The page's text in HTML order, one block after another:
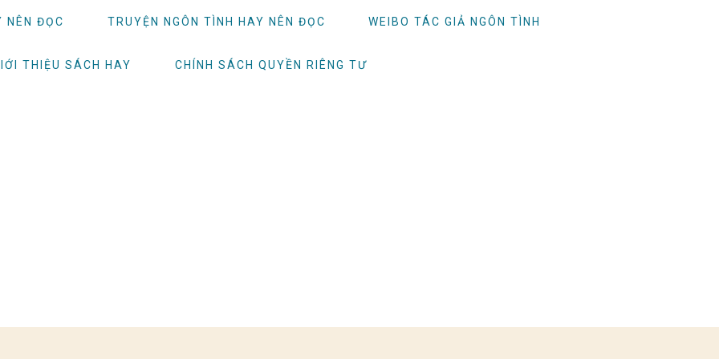
NÊN ĐỌC TRUYỆN NGÔN TÌNH HAY NÊN ĐỌC WEIBO TÁC GIẢ NGÔN TÌNH
THIỆU SÁCH HAY CHÍNH SÁCH QUYỀN RIÊNG TƯ